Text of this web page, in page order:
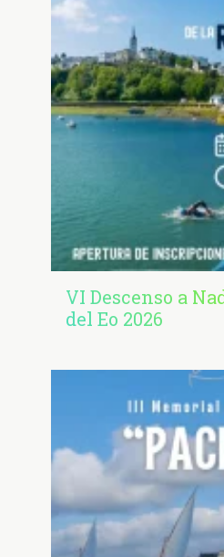
VI Descenso a
del Eo 2026